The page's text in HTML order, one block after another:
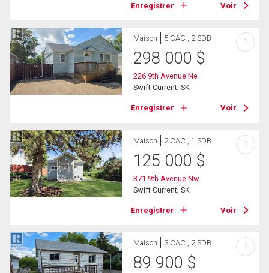
Enregistrer Voir
Maison 5 CAC , 2 SDB
298 000 $
226 9th Avenue Ne
Swift Current, SK
Enregistrer Voir
?
Maison 2 CAC , 1 SDB
125 000 $
371 9th Avenue Nw
Swift Current, SK
Enregistrer Voir
?
Maison 3 CAC , 2 SDB
89 900 $
?